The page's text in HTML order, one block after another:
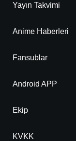
Yayın Takvimi
Anime Haberleri
Fansublar
Android APP
Ekip
KVKK